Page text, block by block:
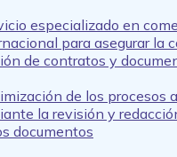
especializado en
para asegurar la
de contratos y
de los procesos
la revisión y
documentos